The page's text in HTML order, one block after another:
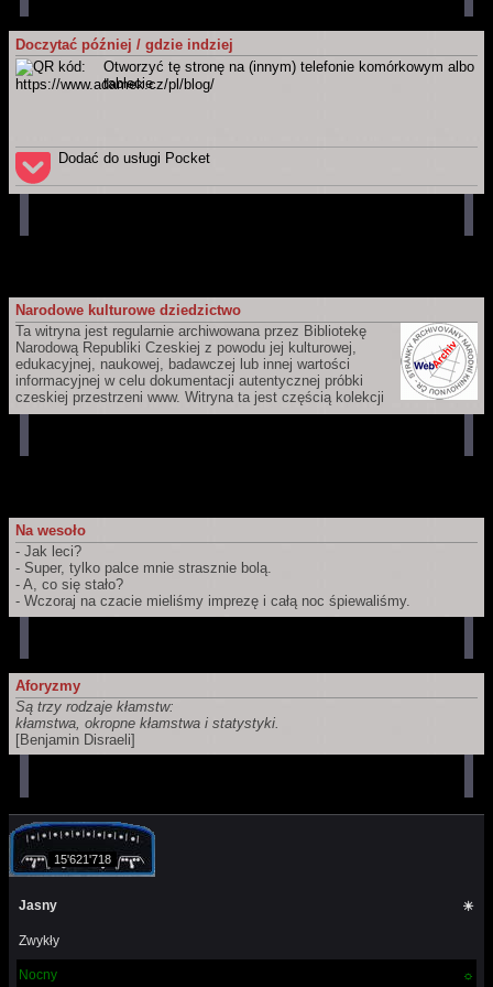
https://www.adamek.cz/pl/blog
Całą witrynę
ADÁMEK, Martin.Martin Adámek [online]. Náchod / Meziměstí
(Republika Czeska) [dostęp 2026-08-06]. Dostępny w Internecie:
Doczytać później / gdzie indziej
Otworzyć tę stronę na (innym) telefonie komórkowym albo
tablecie.
Dodać do usługi Pocket
Narodowe kulturowe dziedzictwo
Ta witryna jest regularnie archiwowana przez Bibliotekę
Narodową Republiki Czeskiej z powodu jej kulturowej,
edukacyjnej, naukowej, badawczej lub innej wartości
informacyjnej w celu dokumentacji autentycznej próbki
czeskiej przestrzeni www. Witryna ta jest częścią kolekcji
czeskich witryn webowych, które ma Biblioteka Narodowa Republiki
Na wesoło
- Jak leci?
- Super, tylko palce mnie strasznie bolą.
- A, co się stało?
- Wczoraj na czacie mieliśmy imprezę i całą noc śpiewaliśmy.
Aforyzmy
Są trzy rodzaje kłamstw:
kłamstwa, okropne kłamstwa i statystyki.
[Benjamin Disraeli]
15'621'718
Jasny ☀
Zwykły
Nocny ☼